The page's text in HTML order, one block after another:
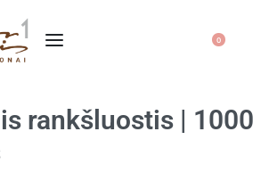
0
rankšluostis | 1000